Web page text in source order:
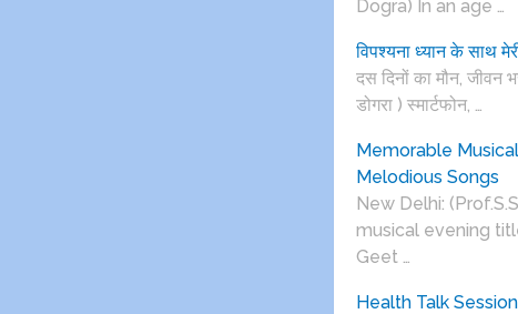
Dogra) In an age …
विपश्यना ध्यान के साथ
दस दिनों का मौन, जीवन
डोगरा ) स्मार्टफोन, …
Memorable
Melodious Songs
New Delhi:
musical evening
Geet …
Health Talk